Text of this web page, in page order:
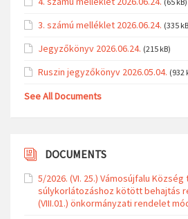
3. számú melléklet 2026.06.24. (335
Jegyzőkönyv 2026.06.24. (215 kB)
Ruszin jegyzőkönyv 2026.05.04. (932
See All Documents
DOCUMENTS
5/2026. (VI. 25.) Vámosújfalu
súlykorlátozáshoz kötött behajtás
(VIII.01.) önkormányzati rendelet